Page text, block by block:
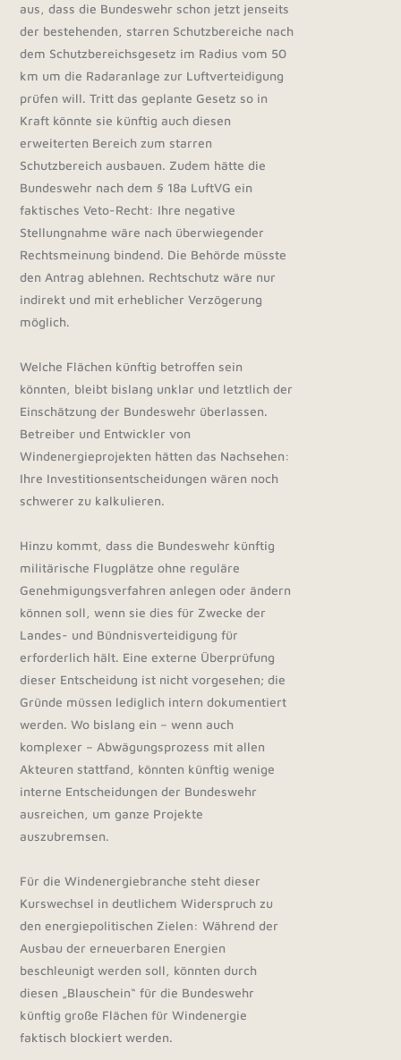
aus, dass die Bundeswehr schon jetzt jenseits
der bestehenden, starren Schutzbereiche nach
dem Schutzbereichsgesetz im Radius vom 50
km um die Radaranlage zur Luftverteidigung
prüfen will. Tritt das geplante Gesetz so in
Kraft könnte sie künftig auch diesen
erweiterten Bereich zum starren
Schutzbereich ausbauen. Zudem hätte die
Bundeswehr nach dem § 18a LuftVG ein
faktisches Veto-Recht: Ihre negative
Stellungnahme wäre nach überwiegender
Rechtsmeinung bindend. Die Behörde müsste
den Antrag ablehnen. Rechtschutz wäre nur
indirekt und mit erheblicher Verzögerung
möglich.
Welche Flächen künftig betroffen sein
könnten, bleibt bislang unklar und letztlich der
Einschätzung der Bundeswehr überlassen.
Betreiber und Entwickler von
Windenergieprojekten hätten das Nachsehen:
Ihre Investitionsentscheidungen wären noch
schwerer zu kalkulieren.
Hinzu kommt, dass die Bundeswehr künftig
militärische Flugplätze ohne reguläre
Genehmigungsverfahren anlegen oder ändern
können soll, wenn sie dies für Zwecke der
Landes- und Bündnisverteidigung für
erforderlich hält. Eine externe Überprüfung
dieser Entscheidung ist nicht vorgesehen; die
Gründe müssen lediglich intern dokumentiert
werden. Wo bislang ein – wenn auch
komplexer – Abwägungsprozess mit allen
Akteuren stattfand, könnten künftig wenige
interne Entscheidungen der Bundeswehr
ausreichen, um ganze Projekte
auszubremsen.
Für die Windenergiebranche steht dieser
Kurswechsel in deutlichem Widerspruch zu
den energiepolitischen Zielen: Während der
Ausbau der erneuerbaren Energien
beschleunigt werden soll, könnten durch
diesen „Blauschein“ für die Bundeswehr
künftig große Flächen für Windenergie
faktisch blockiert werden.